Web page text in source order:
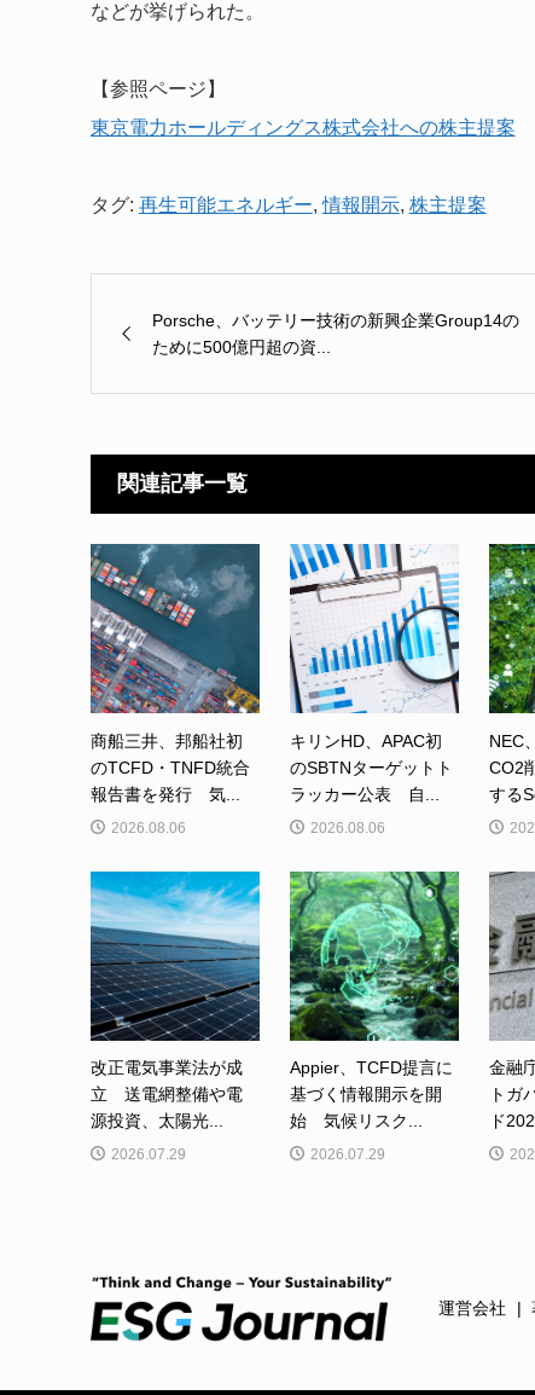
などが挙げられた。
【参照ページ】
東京電力ホールディングス株式会社への株主提案
タグ: 再生可能エネルギー,情報開示, 株主提案
Porsche、バッテリー技術の新興企業Group14の
ために500億円超の資...
関連記事一覧
商船三井、邦船社初
のTCFD・TNFD統合
報告書を発行 気...
2026.08.06
キリンHD、APAC初
のSBTNターゲットト
ラッカー公表 自...
2026.08.06
NEC
CO2
する
改正電気事業法が成
立 送電網整備や電
源投資、太陽光...
2026.07.29
Appier、TCFD提言に
基づく情報開示を開
始 気候リスク...
2026.07.29
金融
トガ
ド
運営会社